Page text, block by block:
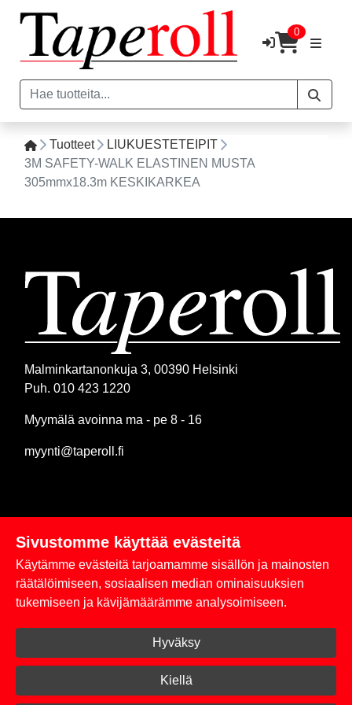
0
Tuotteet
LIUKUESTETEIPIT
3M SAFETY-WALK ELASTINEN MUSTA
305mmx18.3m KESKIKARKEA
Malminkartanonkuja 3, 00390 Helsinki
Puh. 010 423 1220
Myymälä avoinna ma - pe 8 - 16
myynti@taperoll.fi
Linkit
Rekisteriseloste
Toimitus- ja maksuehdot
Kirjaudu sisään
Sivustomme käyttää evästeitä
Käytämme evästeitä tarjoamamme sisällön ja mainosten
räätälöimiseen, sosiaalisen median ominaisuuksien
tukemiseen ja kävijämäärämme analysoimiseen.
Hyväksy
Kiellä